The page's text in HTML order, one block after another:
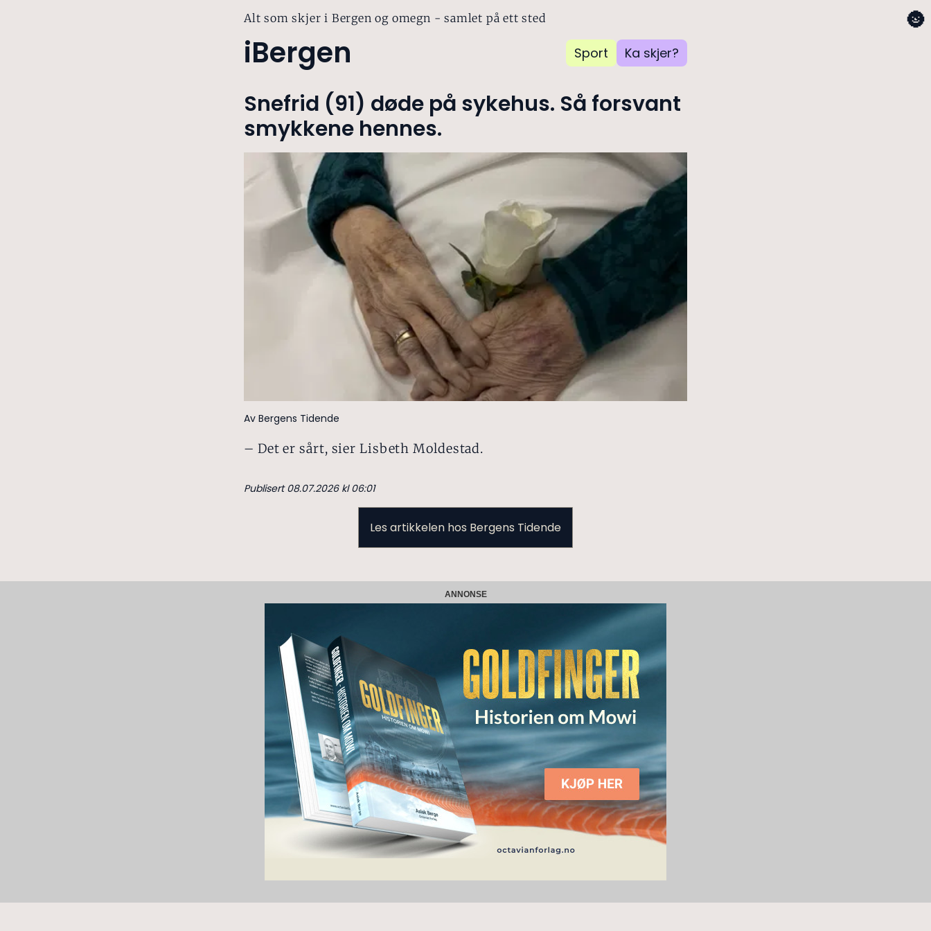
Alt som skjer i Bergen og omegn - samlet på ett sted
iBergen Sport Ka skjer?
🌚
Snefrid (91) døde på sykehus. Så forsvant
smykkene hennes.
Av Bergens Tidende
– Det er sårt, sier Lisbeth Moldestad.
Publisert 08.07.2026 kl 06:01
Les artikkelen hos Bergens Tidende
ANNONSE